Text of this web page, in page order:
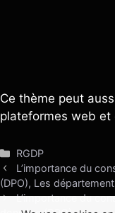
Ce thème peut
plateformes web et
Catégories
RGDP
L’importance du
(DPO), Les
L’importance du